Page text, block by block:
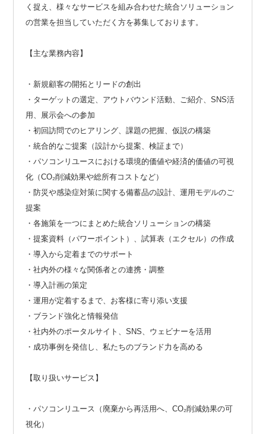
く捉え、様々なサービスを組み合わせた統合ソリューション
の営業を担当していただく方を募集しております。
【主な業務内容】
・新規顧客の開拓とリードの創出
・ターゲットの選定、アウトバウンド活動、ご紹介、SNS活
用、展示会への参加
・初回訪問でのヒアリング、課題の把握、仮説の構築
・統合的なご提案（設計から提案、検証まで）
・パソコンリユースにおける環境的価値や経済的価値の可視
化（CO₂削減効果や総所有コストなど）
・防災や感染症対策に関する備蓄品の設計、運用モデルのご
提案
・各施策を一つにまとめた統合ソリューションの構築
・提案資料（パワーポイント）、試算表（エクセル）の作成
・導入から定着までのサポート
・社内外の様々な関係者との連携・調整
・導入計画の策定
・運用が定着するまで、お客様に寄り添い支援
・ブランド強化と情報発信
・社内外のポータルサイト、SNS、ウェビナーを活用
・成功事例を発信し、私たちのブランド力を高める
【取り扱いサービス】
・パソコンリユース（廃棄から再活用へ、CO₂削減効果の可
視化）